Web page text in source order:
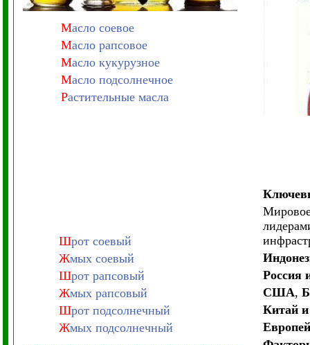
Масло соевое
Масло рапсовое
Масло кукурузное
Масло подсолнечное
Растительные масла
Шрот соевый
Жмых соевый
Шрот рапсовый
Жмых рапсовый
Шрот подсолнечный
Жмых подсолнечный
Мировое
Россия
США,
Китай